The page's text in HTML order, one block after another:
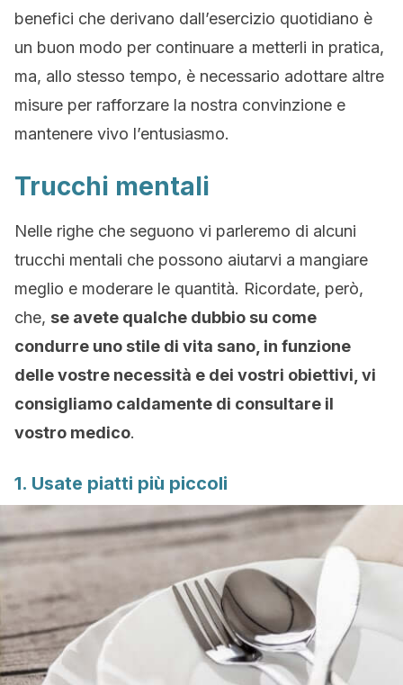
benefici che derivano dall’esercizio quotidiano è
un buon modo per continuare a metterli in pratica,
ma, allo stesso tempo, è necessario adottare altre
misure per rafforzare la nostra convinzione e
mantenere vivo l’entusiasmo.
Trucchi mentali
Nelle righe che seguono vi parleremo di alcuni
trucchi mentali che possono aiutarvi a mangiare
meglio e moderare le quantità. Ricordate, però,
che, se avete qualche dubbio su come
condurre uno stile di vita sano, in funzione
delle vostre necessità e dei vostri obiettivi, vi
consigliamo caldamente di consultare il
vostro medico.
1. Usate piatti più piccoli